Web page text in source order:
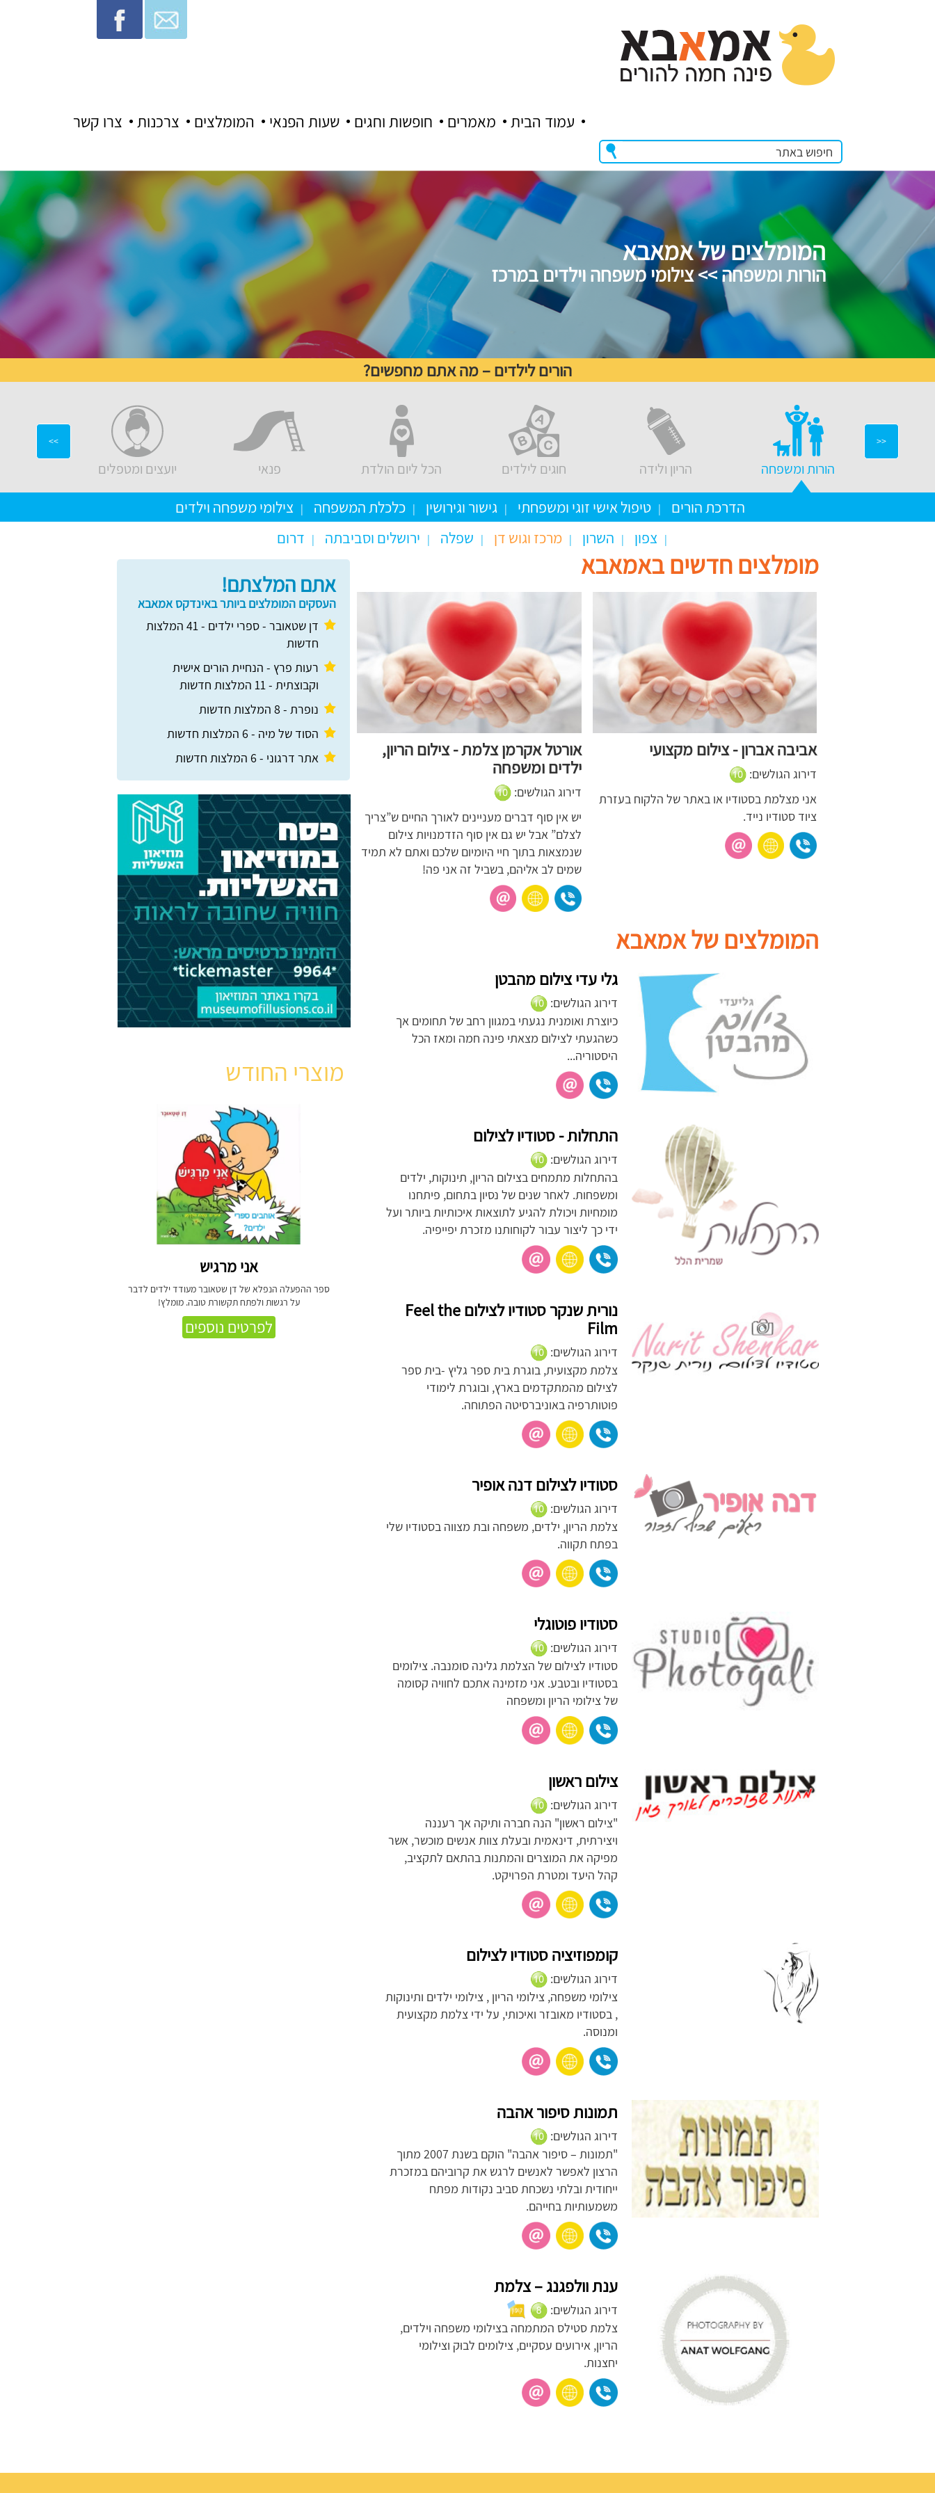
צרו קשר צרכנות המומלצים שעות הפנאי חופשות וחגים מאמרים עמוד הבית
המומלצים של אמאבא
הורות ומשפחה >> צילומי משפחה וילדים במרכז
הורים לילדים – מה אתם מחפשים?
>>
הורות ומשפחה הריון ולידה חוגים לילדים הכל ליום הולדת פנאי יועצים ומטפלים
<<
הדרכת הורים טיפול אישי זוגי ומשפחתי גישור וגירושין כלכלת המשפחה
צילומי משפחה וילדים
צפון
השרון מרכז וגוש דן שפלה ירושלים וסביבתה דרום
מומלצים חדשים באמאבא
אביבה אברון - צילום מקצועי
דירוג הגולשים:
אני מצלמת בסטודיו או באתר של הלקוח בעזרת
ציוד סטודיו נייד.
אורטל אקרמן צלמת - צילום הריון,
ילדים ומשפחה
דירוג הגולשים:
יש אין סוף דברים מעניינים לאורך החיים ש”צריך
לצלם” אבל יש גם אין סוף הזדמנויות צילום
שנמצאות בתוך חיי היומיום שלכם ואתם לא תמיד
שמים לב אליהם, בשביל זה אני פה!
המומלצים של אמאבא
גלי עדי צילום מהבטן
דירוג הגולשים:
כיוצרת ואומנית נגעתי במגוון רחב של תחומים אך
כשהגעתי לצילום מצאתי פינה חמה ומאז הכל
היסטוריה...
התחלות - סטודיו לצילום
דירוג הגולשים:
בהתחלות מתמחים בצילום הריון, תינוקות, ילדים
ומשפחות. לאחר שנים של נסיון בתחום, פיתחנו
מומחיות ויכולת להגיע לתוצאות איכותיות ביותר ועל
ידי כך ליצור עבור לקוחותנו מזכרת יפייפיה.
נורית שנקר סטודיו לצילום Feel the
Film
דירוג הגולשים:
צלמת מקצועית, בוגרת בית ספר גליץ -בית ספר
לצילום מהמתקדמים בארץ, ובוגרת לימודי
פוטותרפיה באוניברסיטה הפתוחה.
סטודיו לצילום דנה אופיר
דירוג הגולשים:
צלמת הריון, ילדים, משפחה ובת מצווה בסטודיו שלי
בפתח תקווה.
סטודיו פוטוגלי
דירוג הגולשים:
סטודיו לצילום של הצלמת גלינה סומנבה. צילומים
בסטודיו ובטבע. אני מזמינה אתכם לחוויה קסומה
של צילומי הריון ומשפחה
צילום ראשון
דירוג הגולשים:
"צילום ראשון" הנה חברה ותיקה אך רעננה
ויצירתית, דינאמית ובעלת צוות אנשים מוכשר, אשר
מפיקה את המוצרים והמתנות בהתאם לתקציב,
קהל היעד ומטרת הפרויקט.
קומפוזיציה סטודיו לצילום
דירוג הגולשים:
צילומי משפחה, צילומי הריון , צילומי ילדים ותינוקות
, בסטודיו מאובזר ואיכותי, על ידי צלמת מקצועית
ומנוסה.
תמונות סיפור אהבה
דירוג הגולשים:
"תמונות – סיפור אהבה" הוקם בשנת 2007 מתוך
הרצון לאפשר לאנשים לרגש את קרוביהם במזכרת
ייחודית ובלתי נשכחת סביב נקודות מפתח
משמעותיות בחייהם.
ענת וולפגנג – צלמת
דירוג הגולשים:
צלמת סטילס המתמחה בצילומי משפחה וילדים,
הריון, אירועים עסקיים, צילומים לבוּק וצילומי
יחצנות.
אתם המלצתם!
העסקים המומלצים ביותר באינדקס אמאבא
דן שטאובר - ספרי ילדים - 41 המלצות
חדשות
רעות פרץ - הנחיית הורים אישית
וקבוצתית - 11 המלצות חדשות
נופרת - 8 המלצות חדשות
הסוד של מיה - 6 המלצות חדשות
אתר דרגוני - 6 המלצות חדשות
מוצרי החודש
אני מרגיש
ספר ההפעלה הנפלא של דן שטאובר מעודד ילדים לדבר
על רגשות ולפתח תקשורת טובה. מומלץ!
לפרטים נוספים